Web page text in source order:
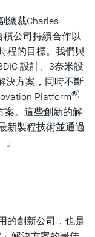
總裁Charles
公司持續合作以
程的目標。我們與
設計、3奈米設
決方案，同時不斷
Platform®)
案。這些創新的解
新製程技術並通過
的創新公司，也是